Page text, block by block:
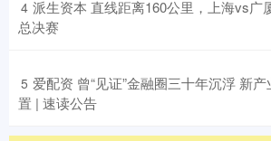
4 派生资本 直线距离160公里，上海vs广
总决赛
5 爱配资 曾“见证”金融圈三十年沉浮 新
置 | 速读公告